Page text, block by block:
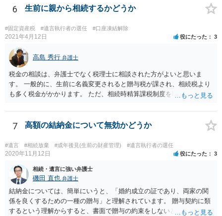
6 生前に親から相続するかどうか
#固定資産税 #遺言執行者の選任 #口座凍結解除
2021年4月12日 役にたった 3
高島 秀行 弁護士
税金の相談は、弁護士でなく税理士に相談された方がよいと思いま
す。 一般的に、生前に名義変更されると贈与税が課され、相続税より
も多く税金がかかります。 ただ、相続時精算課税制度を取れば、実質
ういう場合にどれくらい税金がかかるか計算してもらって どういう方
針を取るか決められたらよいと思います。
7 高額の結納金について無効かどうか
#遺言 #相続放棄 #成年後見(生前の財産管理) #遺言執行者の選任
2020年11月12日 役にたった 3
相続・遺言に強い弁護士
磯田 直也 弁護士
結納金については、簡単にいうと、「婚約成立の証であり、両家の関
係を良くするための一種の贈与」と理解されています。 贈与契約に類
するという理解からすると、書面で贈与の約束をしないと相手方は支